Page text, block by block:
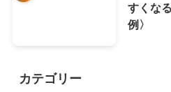
すくな
例〉
カテゴリー